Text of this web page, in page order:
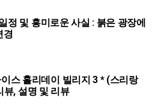
정 및 흥미로운 사실 : 붉은 광장에
경
스 홀리데이 빌리지 3 * (스리랑
뷰, 설명 및 리뷰